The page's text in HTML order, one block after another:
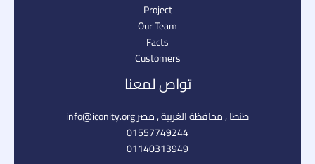
Project
Our Team
Facts
Customers
تواص لمعنا
طنطا , محافظة الغربية , مصر info@iconity.org​
01557749244
01140313949